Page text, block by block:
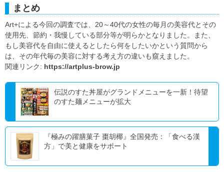
まとめ
Art+による今回の調査では、20～40代の女性の毎月の美容代とその
使用先、節約・我慢している部分等が明らかとなりました。また、
もし美容代を自由に使えるとしたら何をしたいかという質問から
は、その年代毎の美容に対する考え方の違いも窺えました。
関連リンク: https://artplus-brow.jp
伝説のすた丼屋がグランドメニューを一新！待望
のすた麺メニューが拡大
『極みの躍膳菓子 棗胡椰』全国発売：「食べる漢
方」で美と健康をサポート